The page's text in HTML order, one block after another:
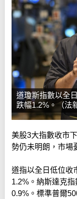
道瓊斯指數以全
跌幅1.2%。（法
美股3大指數收市
勢仍未明朗，市場
道指以全日低位收
1.2%。納斯達克
0.9%。標準普爾